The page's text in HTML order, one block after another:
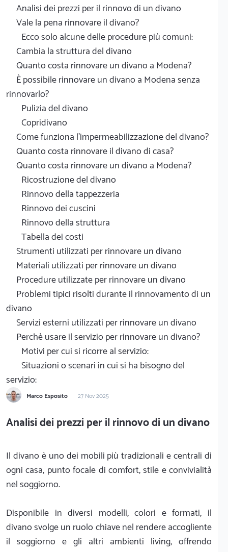
Analisi dei prezzi per il rinnovo di un divano
Vale la pena rinnovare il divano?
Ecco solo alcune delle procedure più comuni:
Cambia la struttura del divano
Quanto costa rinnovare un divano a Modena?
È possibile rinnovare un divano a Modena senza
rinnovarlo?
Pulizia del divano
Copridivano
Come funziona l'impermeabilizzazione del divano?
Quanto costa rinnovare il divano di casa?
Quanto costa rinnovare un divano a Modena?
Ricostruzione del divano
Rinnovo della tappezzeria
Rinnovo dei cuscini
Rinnovo della struttura
Tabella dei costi
Strumenti utilizzati per rinnovare un divano
Materiali utilizzati per rinnovare un divano
Procedure utilizzate per rinnovare un divano
Problemi tipici risolti durante il rinnovamento di un
divano
Servizi esterni utilizzati per rinnovare un divano
Perchè usare il servizio per rinnovare un divano?
Motivi per cui si ricorre al servizio:
Situazioni o scenari in cui si ha bisogno del
servizio:
Marco Esposito 27 Nov 2025
Analisi dei prezzi per il rinnovo di un divano
Il divano è uno dei mobili più tradizionali e centrali di
ogni casa, punto focale di comfort, stile e convivialità
nel soggiorno.
Disponibile in diversi modelli, colori e formati, il
divano svolge un ruolo chiave nel rendere accogliente
il soggiorno e gli altri ambienti living, offrendo